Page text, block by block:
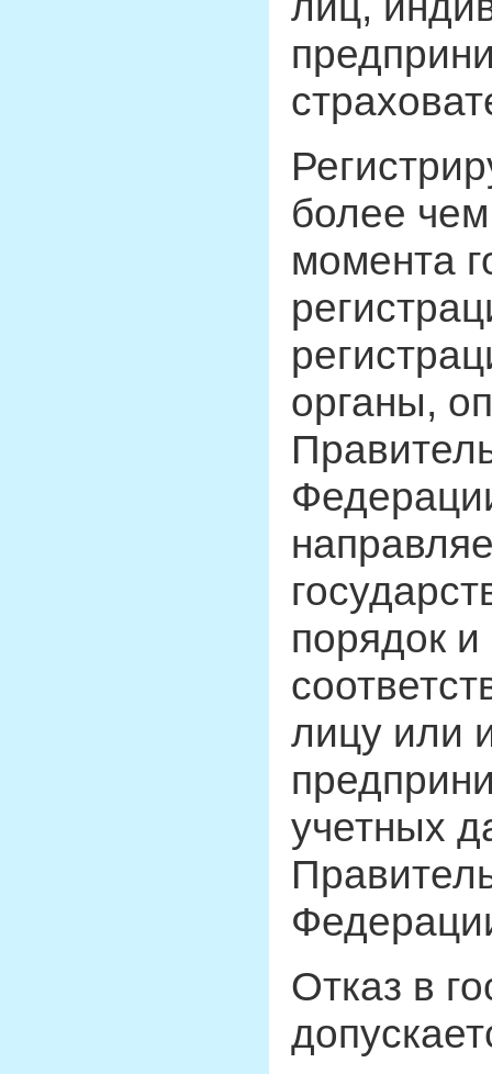
более
момента
органы,
порядок
лицу или
учетных
Отказ в